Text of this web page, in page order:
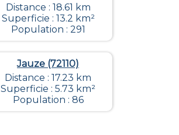
Distance : 18.61 km
Superficie : 13.2 km²
Population : 291
Jauze (72110)
Distance : 17.23 km
Superficie : 5.73 km²
Population : 86